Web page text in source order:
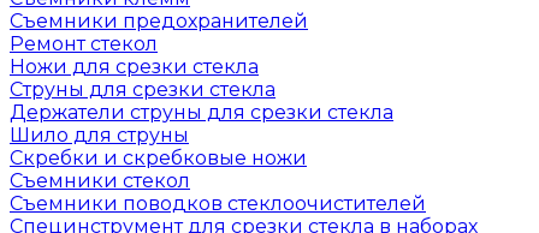
Съемники предохранителей
Ремонт стекол
Ножи для срезки стекла
Струны для срезки стекла
Держатели струны для срезки стекла
Шило для струны
Скребки и скребковые ножи
Съемники стекол
Съемники поводков стеклоочистителей
Специнструмент для срезки стекла в наборах